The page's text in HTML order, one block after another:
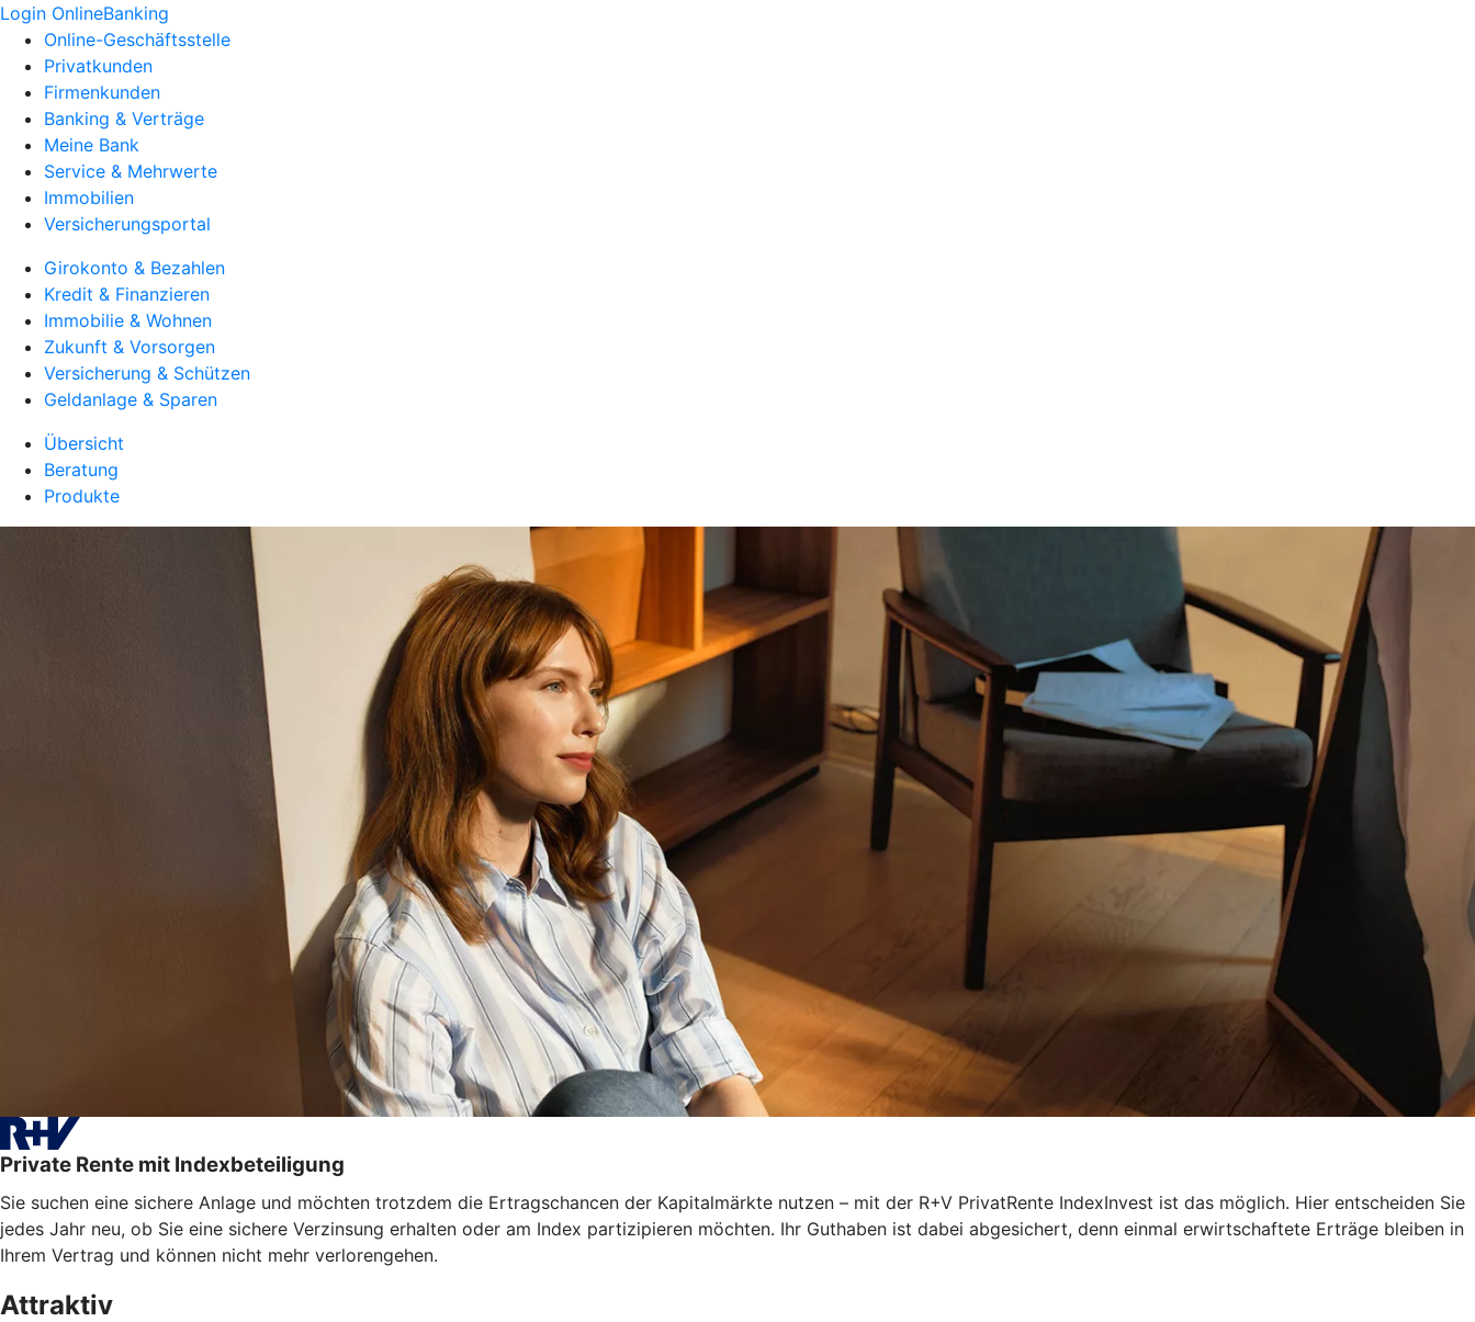
Login OnlineBanking
Online-Geschäftsstelle
Privatkunden
Firmenkunden
Banking & Verträge
Meine Bank
Service & Mehrwerte
Immobilien
Versicherungsportal
Girokonto & Bezahlen
Kredit & Finanzieren
Immobilie & Wohnen
Zukunft & Vorsorgen
Versicherung & Schützen
Geldanlage & Sparen
Übersicht
Beratung
Produkte
Private Rente mit Indexbeteiligung
Sie suchen eine sichere Anlage und möchten trotzdem die Ertragschancen der Kapitalmärkte nutzen – mit der R+V PrivatRente IndexInvest ist das möglich. Hier entscheiden Sie
jedes Jahr neu, ob Sie eine sichere Verzinsung erhalten oder am Index partizipieren möchten. Ihr Guthaben ist dabei abgesichert, denn einmal erwirtschaftete Erträge bleiben in
Ihrem Vertrag und können nicht mehr verlorengehen.
Attraktiv